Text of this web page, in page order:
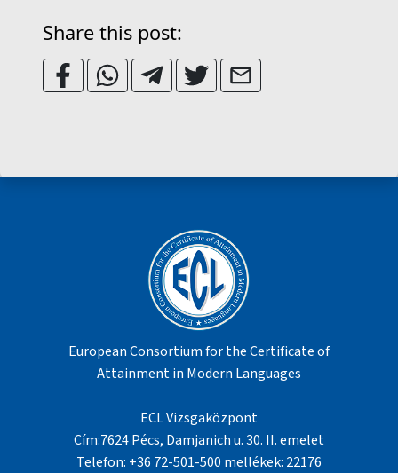
Share this post:
European Consortium for the Certificate of
Attainment in Modern Languages
ECL Vizsgaközpont
Cím:7624 Pécs, Damjanich u. 30. II. emelet
Telefon: +36 72-501-500 mellékek: 22176